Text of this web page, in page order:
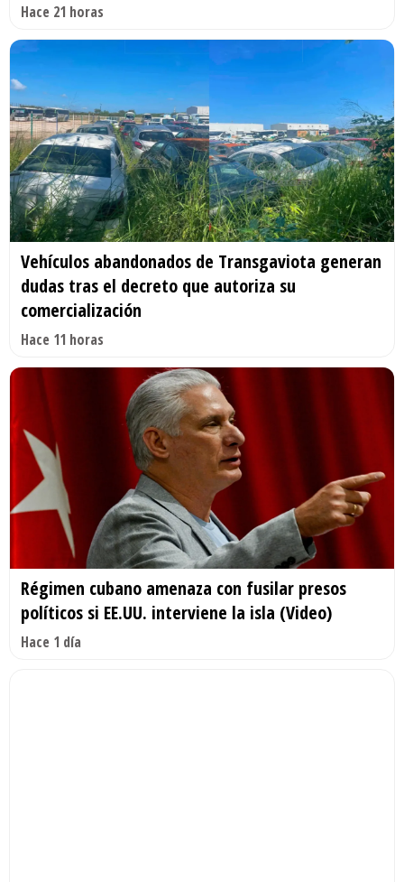
Hace 21 horas
Vehículos abandonados de Transgaviota generan
dudas tras el decreto que autoriza su
comercialización
Hace 11 horas
Régimen cubano amenaza con fusilar presos
políticos si EE.UU. interviene la isla (Video)
Hace 1 día